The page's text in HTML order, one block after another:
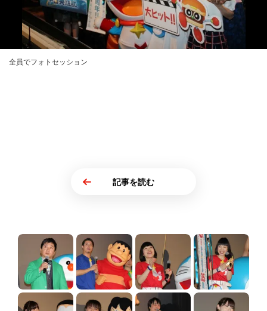
全員でフォトセッション
記事を読む